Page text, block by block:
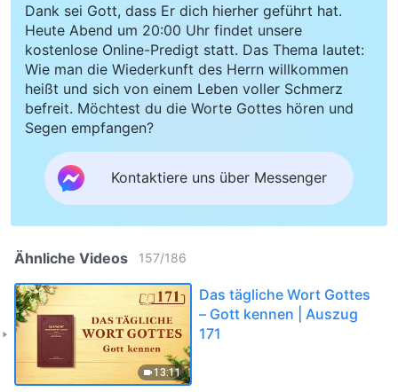
Dank sei Gott, dass Er dich hierher geführt hat.
Heute Abend um 20:00 Uhr findet unsere
kostenlose Online-Predigt statt. Das Thema lautet:
Wie man die Wiederkunft des Herrn willkommen
heißt und sich von einem Leben voller Schmerz
befreit. Möchtest du die Worte Gottes hören und
Segen empfangen?
Kontaktiere uns über Messenger
Ähnliche Videos 157/186
13:11
Das tägliche Wort Gottes
– Gott kennen | Auszug
171